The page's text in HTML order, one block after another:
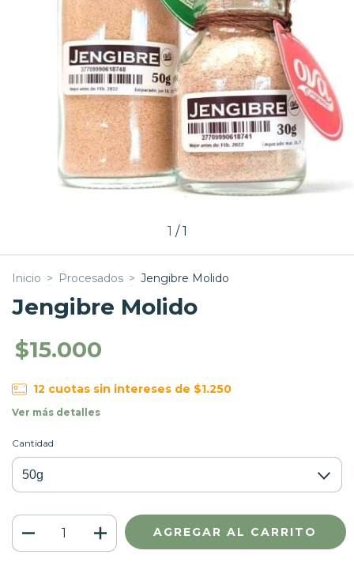
1 /1
Inicio > Procesados > Jengibre Molido
Jengibre Molido
$15.000
12 cuotas sin intereses de $1.250
Ver más detalles
Cantidad